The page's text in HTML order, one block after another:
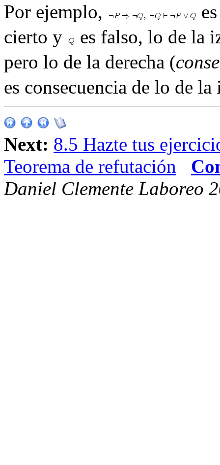
Por ejemplo,
cierto y
es falso, lo de la
pero lo de la derecha (
es consecuencia de lo de
Next: 8.5 Hazte tus
Teorema de refutación
Daniel Clemente Laboreo